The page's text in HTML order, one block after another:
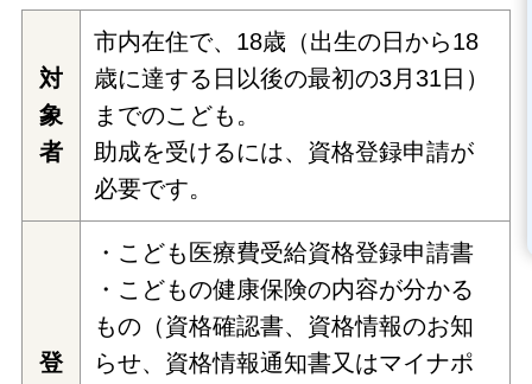
対
象
者
市内在住で、18歳（出生の日から18
歳に達する日以後の最初の3月31日）
までのこども。
助成を受けるには、資格登録申請が
必要です。
登
・こども医療費受給資格登録申請書
・こどもの健康保険の内容が分かる
もの（資格確認書、資格情報のお知
らせ、資格情報通知書又はマイナポ